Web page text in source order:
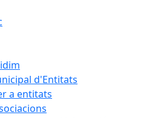
d'Entitats
a entitats